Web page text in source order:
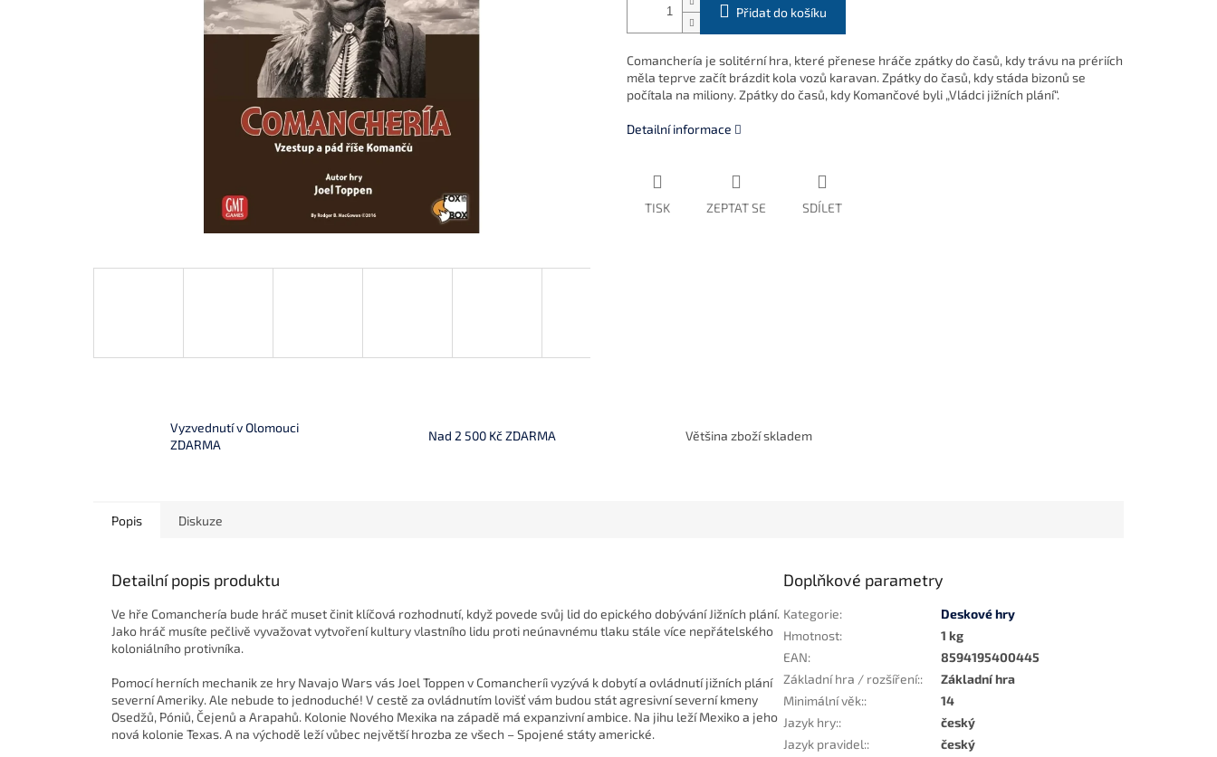
Přidat do košíku
Comanchería je solitérní hra, které přenese hráče zpátky do časů, kdy trávu na prériích
měla teprve začít brázdit kola vozů karavan. Zpátky do časů, kdy stáda bizonů se
počítala na miliony. Zpátky do časů, kdy Komančové byli „Vládci jižních plání“.
Detailní informace
TISK ZEPTAT SE SDÍLET
Vyzvednutí v Olomouci
ZDARMA
Nad 2 500 Kč ZDARMA Většina zboží skladem
Popis Diskuze
Detailní popis produktu
Ve hře Comanchería bude hráč muset činit klíčová rozhodnutí, když povede svůj lid do epického dobývání Jižních plání.
Jako hráč musíte pečlivě vyvažovat vytvoření kultury vlastního lidu proti neúnavnému tlaku stále více nepřátelského
koloniálního protivníka.
Pomocí herních mechanik ze hry Navajo Wars vás Joel Toppen v Comancheríi vyzývá k dobytí a ovládnutí jižních plání
severní Ameriky. Ale nebude to jednoduché! V cestě za ovládnutím lovišť vám budou stát agresivní severní kmeny
Osedžů, Póniů, Čejenů a Arapahů. Kolonie Nového Mexika na západě má expanzivní ambice. Na jihu leží Mexiko a jeho
nová kolonie Texas. A na východě leží vůbec největší hrozba ze všech – Spojené státy americké.
Doplňkové parametry
Kategorie:
Deskové hry
Hmotnost:
1 kg
EAN:
8594195400445
Základní hra / rozšíření::
Základní hra
Minimální věk::
14
Jazyk hry::
český
Jazyk pravidel::
český